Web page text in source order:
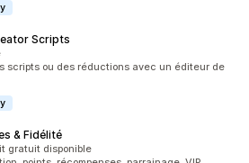
Scripts
scripts ou des réductions avec un éditeur de
& Fidélité
gratuit disponible